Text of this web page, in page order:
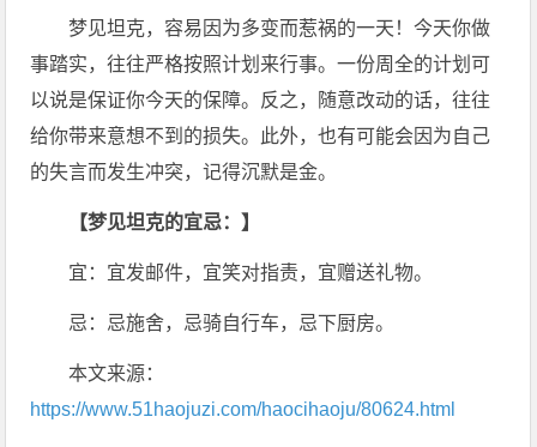
梦见坦克，容易因为多变而惹祸的一天！今天你做
事踏实，往往严格按照计划来行事。一份周全的计划可
以说是保证你今天的保障。反之，随意改动的话，往往
给你带来意想不到的损失。此外，也有可能会因为自己
的失言而发生冲突，记得沉默是金。
【梦见坦克的宜忌：】
宜：宜发邮件，宜笑对指责，宜赠送礼物。
忌：忌施舍，忌骑自行车，忌下厨房。
本文来源：
https://www.51haojuzi.com/haocihaoju/80624.html